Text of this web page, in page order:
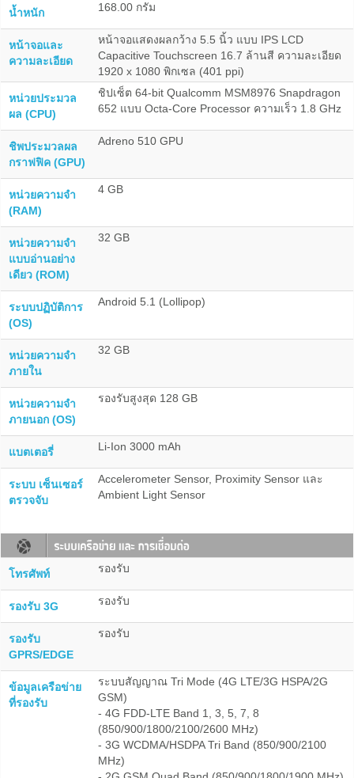
น้ำหนัก 168.00 กรัม
หน้าจอและ
ความละเอียด
หน้าจอแสดงผลกว้าง 5.5 นิ้ว แบบ IPS LCD
Capacitive Touchscreen 16.7 ล้านสี ความละเอียด
1920 x 1080 พิกเซล (401 ppi)
หน่วยประมวล
ผล (CPU)
ชิปเซ็ต 64-bit Qualcomm MSM8976 Snapdragon
652 แบบ Octa-Core Processor ความเร็ว 1.8 GHz
ชิพประมวลผล
กราฟฟิค (GPU)
Adreno 510 GPU
หน่วยความจำ
(RAM)
4 GB
หน่วยความจำ
แบบอ่านอย่าง
เดียว (ROM)
32 GB
ระบบปฏิบัติการ
(OS)
Android 5.1 (Lollipop)
หน่วยความจำ
ภายใน
32 GB
หน่วยความจำ
ภายนอก (OS)
รองรับสูงสุด 128 GB
แบตเตอรี่ Li-Ion 3000 mAh
ระบบ เซ็นเซอร์
ตรวจจับ
Accelerometer Sensor, Proximity Sensor และ
Ambient Light Sensor
โทรศัพท์ รองรับ
รองรับ 3G รองรับ
รองรับ
GPRS/EDGE
รองรับ
ข้อมูลเครือข่าย
ที่รองรับ
ระบบสัญญาณ Tri Mode (4G LTE/3G HSPA/2G
GSM)
- 4G FDD-LTE Band 1, 3, 5, 7, 8
(850/900/1800/2100/2600 MHz)
- 3G WCDMA/HSDPA Tri Band (850/900/2100
MHz)